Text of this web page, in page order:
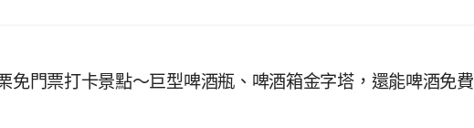
免門票打卡景點～巨型啤酒瓶、啤酒箱金字塔，還能啤酒免費